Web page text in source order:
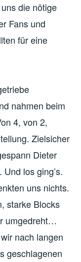
die nötige
Fans und
für eine
nahmen beim
4, von 2,
Zielsicher
Dieter
los ging’s.
uns nichts.
starke Blocks
umgedreht…
nach langen
geschlagenen